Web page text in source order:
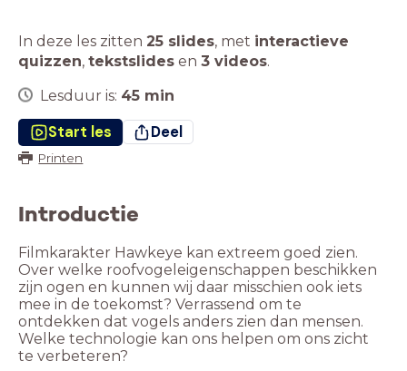
In deze les zitten 25 slides, met interactieve
quizzen, tekstslides en 3 videos.
Lesduur is: 45 min
Start les Deel
Printen
Introductie
Filmkarakter Hawkeye kan extreem goed zien.
Over welke roofvogeleigenschappen beschikken
zijn ogen en kunnen wij daar misschien ook iets
mee in de toekomst? Verrassend om te
ontdekken dat vogels anders zien dan mensen.
Welke technologie kan ons helpen om ons zicht
te verbeteren?